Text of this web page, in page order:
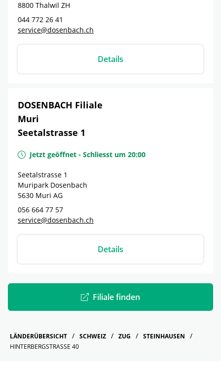
8800 Thalwil ZH
044 772 26 41
service@dosenbach.ch
Details
DOSENBACH Filiale
Muri
Seetalstrasse 1
Jetzt geöffnet - Schliesst um 20:00
Seetalstrasse 1
Muripark Dosenbach
5630 Muri AG
056 664 77 57
service@dosenbach.ch
Details
Filiale finden
LÄNDERÜBERSICHT SCHWEIZ ZUG
STEINHAUSEN
HINTERBERGSTRASSE 40